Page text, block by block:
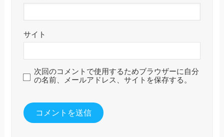
サイト
次回のコメントで使用するためブラウザーに自分
の名前、メールアドレス、サイトを保存する。